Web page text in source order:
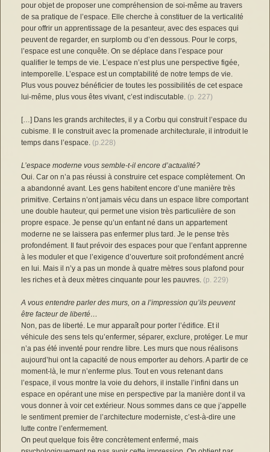
pour objet de proposer une compréhension de soi-même au travers
de sa pratique de l’espace. Elle cherche à constituer de la verticalité
pour offrir un apprentissage de la pesanteur, avec des espaces qui
peuvent de regarder, en surplomb ou d’en dessous. Pour le corps,
l’espace est une conquête. On se déplace dans l’espace pour
qualifier le temps de vie. L’espace n’est plus une perspective figée,
intemporelle. L’espace est un comptabilité de notre temps de vie.
Plus vous pouvez bénéficier de toutes les possibilités de cet espace
lui-même, plus vous êtes vivant, c’est indiscutable. (p. 227)
[…] Dans les grands architectes, il y a Corbu qui construit l’espace du
cubisme. Il le construit avec la promenade architecturale, il introduit le
temps dans l’espace. (p.228)
L’espace moderne vous semble-t-il encore d’actualité?
Oui. Car on n’a pas réussi à construire cet espace complètement. On
a abandonné avant. Les gens habitent encore d’une manière très
primitive. Certains n’ont jamais vécu dans un espace libre comportant
une double hauteur, qui permet une vision très particulière de son
propre espace. Je pense qu’un enfant né dans un appartement
moderne ne se laissera pas enfermer plus tard. Je le pense très
profondément. Il faut prévoir des espaces pour que l’enfant apprenne
à les moduler et que l’exigence d’ouverture soit profondément ancré
en lui. Mais il n’y a pas un monde à quatre mètres sous plafond pour
les riches et à deux mètres cinquante pour les pauvres. (p. 229)
A vous entendre parler des murs, on a l’impression qu’ils peuvent
être facteur de liberté…
Non, pas de liberté. Le mur apparaît pour porter l’édifice. Et il
véhicule des sens tels qu’enfermer, séparer, exclure, protéger. Le mur
n’a pas été inventé pour rendre libre. Les murs que nous réalisons
aujourd’hui ont la capacité de nous emporter au dehors. A partir de ce
moment-là, le mur n’enferme plus. Tout en vous retenant dans
l’espace, il vous montre la voie du dehors, il installe l’infini dans un
espace en opérant une mise en perspective par la manière dont il va
vous donner à voir cet extérieur. Nous sommes dans ce que j’appelle
le sentiment premier de l’architecture moderniste, c’est-à-dire une
lutte contre l’enfermement.
On peut quelque fois être concrètement enfermé, mais